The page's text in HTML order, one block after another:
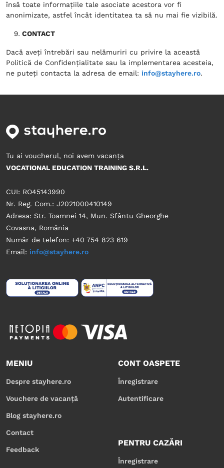
însă toate informațiile tale asociate acestora vor fi
anonimizate, astfel încât identitatea ta să nu mai fie vizibilă.
CONTACT
Dacă aveți întrebări sau nelămuriri cu privire la această
Politică de Confidențialitate sau la implementarea acesteia,
ne puteți contacta la adresa de email: info@stayhere.ro.
Tu ai voucherul, noi avem vacanța
VOCATIONAL EDUCATION TRAINING S.R.L.
CUI: RO45143990
Nr. Reg. Com.: J2021000410149
Adresa: Str. Toamnei 14, Mun. Sfântu Gheorghe
Covasna, România
Număr de telefon: +40 754 823 619
Email: info@stayhere.ro
MENIU
Despre stayhere.ro
Vouchere de vacanță
Blog stayhere.ro
Contact
Feedback
CONT OASPETE
Înregistrare
Autentificare
PENTRU CAZĂRI
Înregistrare